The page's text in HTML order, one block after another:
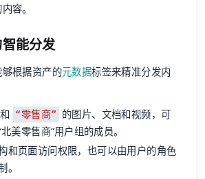
容。
能分发
根据资产的元数据标签来精准分发内
和 “零售商” 的图片、文档和视频，可
美零售商”用户组的成员。
和页面访问权限，也可以由用户的角色
。